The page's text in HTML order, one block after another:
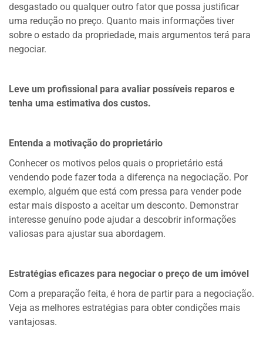
desgastado ou qualquer outro fator que possa justificar
uma redução no preço. Quanto mais informações tiver
sobre o estado da propriedade, mais argumentos terá para
negociar.
Leve um profissional para avaliar possíveis reparos e
tenha uma estimativa dos custos.
Entenda a motivação do proprietário
Conhecer os motivos pelos quais o proprietário está
vendendo pode fazer toda a diferença na negociação. Por
exemplo, alguém que está com pressa para vender pode
estar mais disposto a aceitar um desconto. Demonstrar
interesse genuíno pode ajudar a descobrir informações
valiosas para ajustar sua abordagem.
Estratégias eficazes para negociar o preço de um imóvel
Com a preparação feita, é hora de partir para a negociação.
Veja as melhores estratégias para obter condições mais
vantajosas.